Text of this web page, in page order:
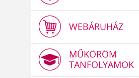
WEBÁRUHÁZ
MŰKÖRÖM
TANFOLYAMOK